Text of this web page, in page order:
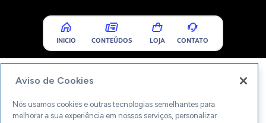
INICIO CONTEÚDOS LOJA CONTATO
Aviso de Cookies
Nós usamos cookies e outras tecnologias semelhantes para
melhorar a sua experiência em nossos serviços, personalizar